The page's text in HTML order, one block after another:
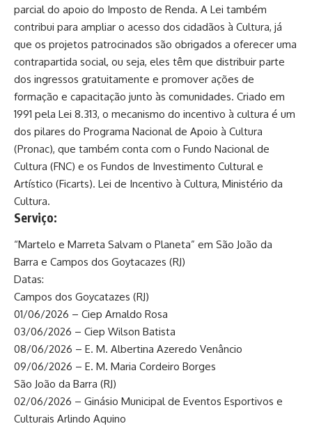
parcial do apoio do Imposto de Renda. A Lei também
contribui para ampliar o acesso dos cidadãos à Cultura, já
que os projetos patrocinados são obrigados a oferecer uma
contrapartida social, ou seja, eles têm que distribuir parte
dos ingressos gratuitamente e promover ações de
formação e capacitação junto às comunidades. Criado em
1991 pela Lei 8.313, o mecanismo do incentivo à cultura é um
dos pilares do Programa Nacional de Apoio à Cultura
(Pronac), que também conta com o Fundo Nacional de
Cultura (FNC) e os Fundos de Investimento Cultural e
Artístico (Ficarts). Lei de Incentivo à Cultura, Ministério da
Cultura.
Serviço:
“Martelo e Marreta Salvam o Planeta” em São João da
Barra e Campos dos Goytacazes (RJ)
Datas:
Campos dos Goycatazes (RJ)
01/06/2026 – Ciep Arnaldo Rosa
03/06/2026 – Ciep Wilson Batista
08/06/2026 – E. M. Albertina Azeredo Venâncio
09/06/2026 – E. M. Maria Cordeiro Borges
São João da Barra (RJ)
02/06/2026 – Ginásio Municipal de Eventos Esportivos e
Culturais Arlindo Aquino